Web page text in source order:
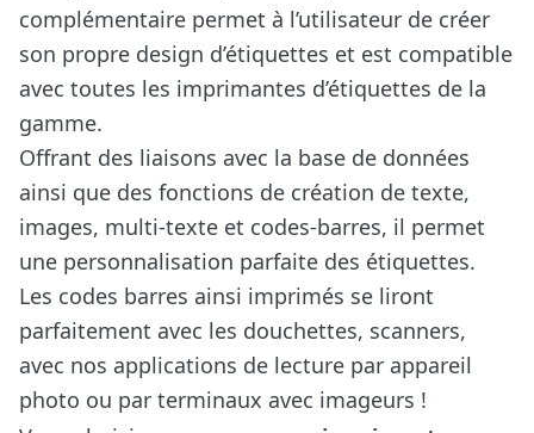
complémentaire permet à l’utilisateur de créer
son propre design d’étiquettes et est compatible
avec toutes les imprimantes d’étiquettes de la
gamme.
Offrant des liaisons avec la base de données
ainsi que des fonctions de création de texte,
images, multi-texte et codes-barres, il permet
une personnalisation parfaite des étiquettes.
Les codes barres ainsi imprimés se liront
parfaitement avec les douchettes, scanners,
avec nos applications de lecture par appareil
photo ou par terminaux avec imageurs !